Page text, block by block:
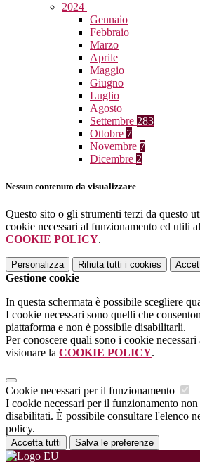
2024
Gennaio
Febbraio
Marzo
Aprile
Maggio
Giugno
Luglio
Agosto
Settembre 283
Ottobre 7
Novembre 7
Dicembre 2
Nessun contenuto da visualizzare
Questo sito o gli strumenti terzi da questo
cookie necessari al funzionamento ed utili
COOKIE POLICY.
Personalizza Rifiuta tutti i cookies
Gestione cookie
In questa schermata è possibile scegliere
I cookie necessari sono quelli che
piattaforma e non è possibile disabilitarli.
Per conoscere quali sono i cookie
visionare la COOKIE POLICY.
Cookie necessari per il funzionamento
I cookie necessari per il funzionamento non
disabilitati. È possibile consultare l'elenco
policy.
Accetta tutti Salva le preferenze